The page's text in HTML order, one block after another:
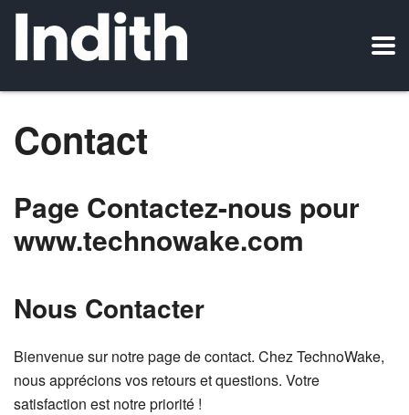
Contact
Page Contactez-nous pour
www.technowake.com
Nous Contacter
Bienvenue sur notre page de contact. Chez TechnoWake,
nous apprécions vos retours et questions. Votre
satisfaction est notre priorité !